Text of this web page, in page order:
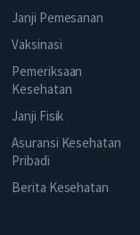
Janji Pemesanan
Vaksinasi
Pemeriksaan
Kesehatan
Janji Fisik
Asuransi Kesehatan
Pribadi
Berita Kesehatan